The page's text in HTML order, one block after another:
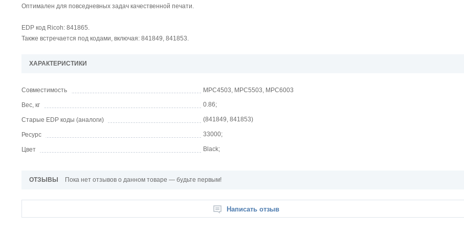
Оптимален для повседневных задач качественной печати.
EDP код Ricoh: 841865.
Также встречается под кодами, включая: 841849, 841853.
ХАРАКТЕРИСТИКИ
Совместимость MPC4503, MPC5503, MPC6003
Вес, кг 0.86;
Старые EDP коды (аналоги) (841849, 841853)
Ресурс 33000;
Цвет Black;
ОТЗЫВЫ Пока нет отзывов о данном товаре — будьте первым!
Написать отзыв